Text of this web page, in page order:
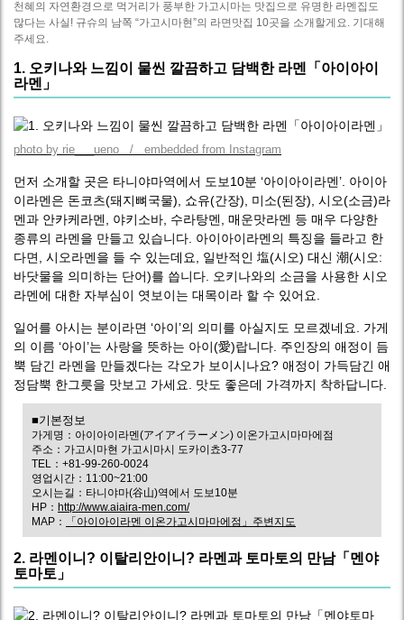
천혜의 자연환경으로 먹거리가 풍부한 가고시마는 맛집으로 유명한 라멘집도
많다는 사실! 규슈의 남쪽 “가고시마현”의 라면맛집 10곳을 소개할게요. 기대해
주세요.
1. 오키나와 느낌이 물씬 깔끔하고 담백한 라멘「아이아이
라멘」
photo by rie___ueno / embedded from Instagram
먼저 소개할 곳은 타니야마역에서 도보10분 ‘아이아이라멘’. 아이아
이라멘은 돈코츠(돼지뼈국물), 쇼유(간장), 미소(된장), 시오(소금)라
멘과 안카케라멘, 야키소바, 수라탕멘, 매운맛라멘 등 매우 다양한
종류의 라멘을 만들고 있습니다. 아이아이라멘의 특징을 들라고 한
다면, 시오라멘을 들 수 있는데요, 일반적인 塩(시오) 대신 潮(시오:
바닷물을 의미하는 단어)를 씁니다. 오키나와의 소금을 사용한 시오
라멘에 대한 자부심이 엿보이는 대목이라 할 수 있어요.
일어를 아시는 분이라면 ‘아이’의 의미를 아실지도 모르겠네요. 가게
의 이름 ‘아이’는 사랑을 뜻하는 아이(愛)랍니다. 주인장의 애정이 듬
뿍 담긴 라멘을 만들겠다는 각오가 보이시나요? 애정이 가득담긴 애
정담뿍 한그릇을 맛보고 가세요. 맛도 좋은데 가격까지 착하답니다.
■기본정보
가게명：아이아이라멘(アイアイラーメン) 이온가고시마마에점
주소：가고시마현 가고시마시 도카이쵸3-77
TEL：+81-99-260-0024
영업시간：11:00~21:00
오시는길：타니야마(谷山)역에서 도보10분
HP： http://www.aiaira-men.com/
MAP：
「아이아이라멘 이온가고시마마에점」주변지도
2. 라멘이니? 이탈리안이니? 라멘과 토마토의 만남「멘야
토마토」